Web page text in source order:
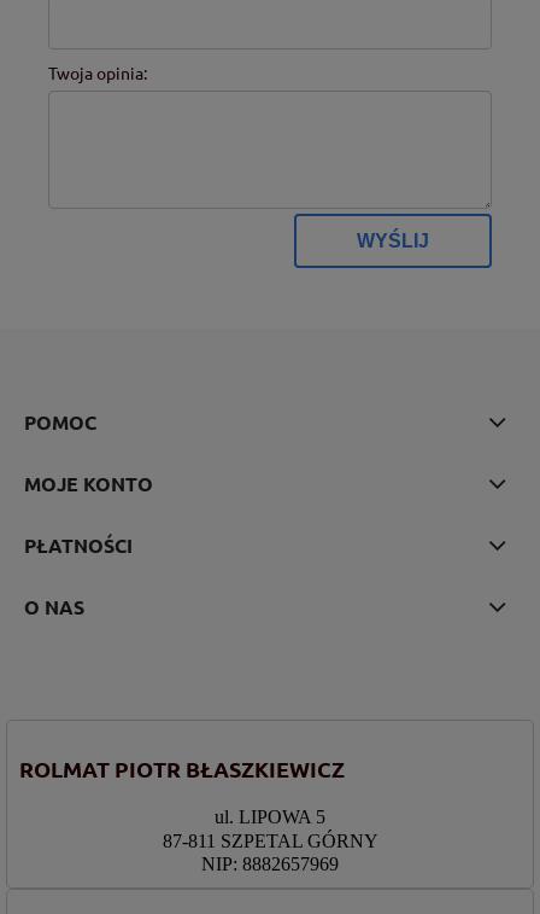
Twoja opinia:
WYŚLIJ
POMOC
MOJE KONTO
PŁATNOŚCI
O NAS
ROLMAT PIOTR BŁASZKIEWICZ
ul. LIPOWA 5
87-811 SZPETAL GÓRNY
NIP: 8882657969